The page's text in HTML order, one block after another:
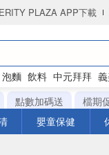
PLAZA APP下載
泡麵 飲料 中元拜拜
點數加碼送
檔期
嬰童保健